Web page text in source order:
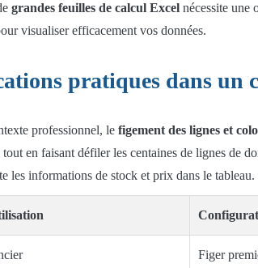
grandes feuilles de calcul Excel nécessite une
visualiser efficacement vos données.
pratiques dans un
professionnel, le figement des lignes et
en faisant défiler les centaines de lignes de
les informations de stock et prix dans le tableau.
Figer